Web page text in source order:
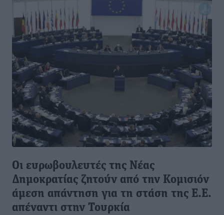
Οι ευρωβουλευτές της Νέας
Δημοκρατίας ζητούν από την Κομισιόν
άμεση απάντηση για τη στάση της Ε.Ε.
απέναντι στην Τουρκία